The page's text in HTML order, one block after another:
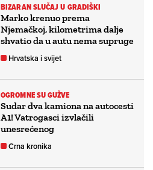
BIZARAN SLUČAJ U GRADIŠKI
Marko krenuo prema
Njemačkoj, kilometrima dalje
shvatio da u autu nema supruge
Hrvatska i svijet
OGROMNE SU GUŽVE
Sudar dva kamiona na autocesti
A1! Vatrogasci izvlačili
unesrećenog
Crna kronika